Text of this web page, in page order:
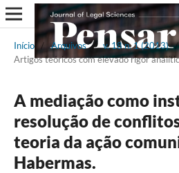
Início / Arquivos / v. 18 n. 1 (2013) /
Artigos teóricos com elevado rigor
A mediação como
resolução de
teoria da ação
Habermas.